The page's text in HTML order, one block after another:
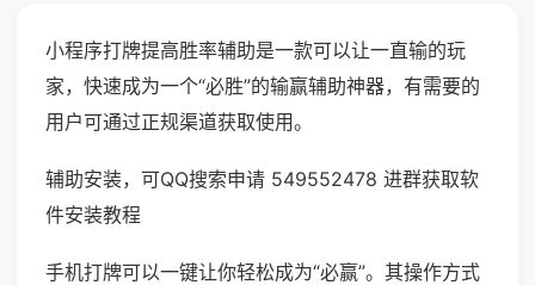
小程序打牌提高胜率辅助是一款可以让一直输的玩
家，快速成为一个“必胜”的输赢辅助神器，有需要的
用户可通过正规渠道获取使用。
辅助安装，可QQ搜索申请 549552478 进群获取软
件安装教程
手机打牌可以一键让你轻松成为“必赢”。其操作方式